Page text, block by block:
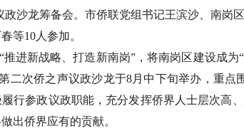
沙龙筹备会。市侨联党组书记王滨沙、南岗
等10人参加。
进新战略、打造新南岗”，将南岗区建设成为
二次侨之声议政沙龙于8月中下旬举办，重
行参政议政职能，充分发挥侨界人士层次高
出侨界应有的贡献。